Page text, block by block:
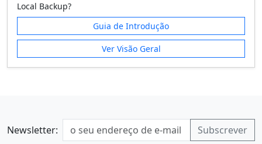
Local Backup?
Guia de Introdução
Ver Visão Geral
Newsletter: